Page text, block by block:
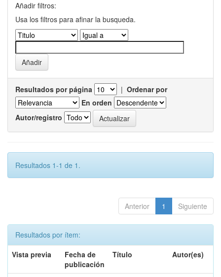
Añadir filtros:
Usa los filtros para afinar la busqueda.
Resultados por página | Ordenar por
En orden
Autor/registro
Resultados 1-1 de 1.
Anterior 1 Siguiente
Resultados por ítem:
Vista previa
Fecha de
publicación
Título Autor(es)